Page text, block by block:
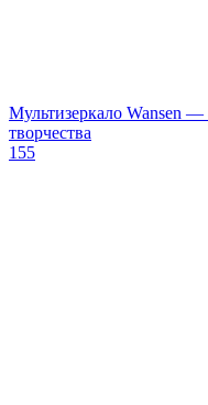
Мультизеркало Wansen —
творчества
155